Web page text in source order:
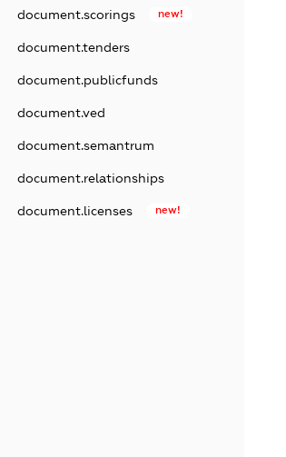
document.scorings new!
document.tenders
document.publicfunds
document.ved
document.semantrum
document.relationships
document.licenses new!